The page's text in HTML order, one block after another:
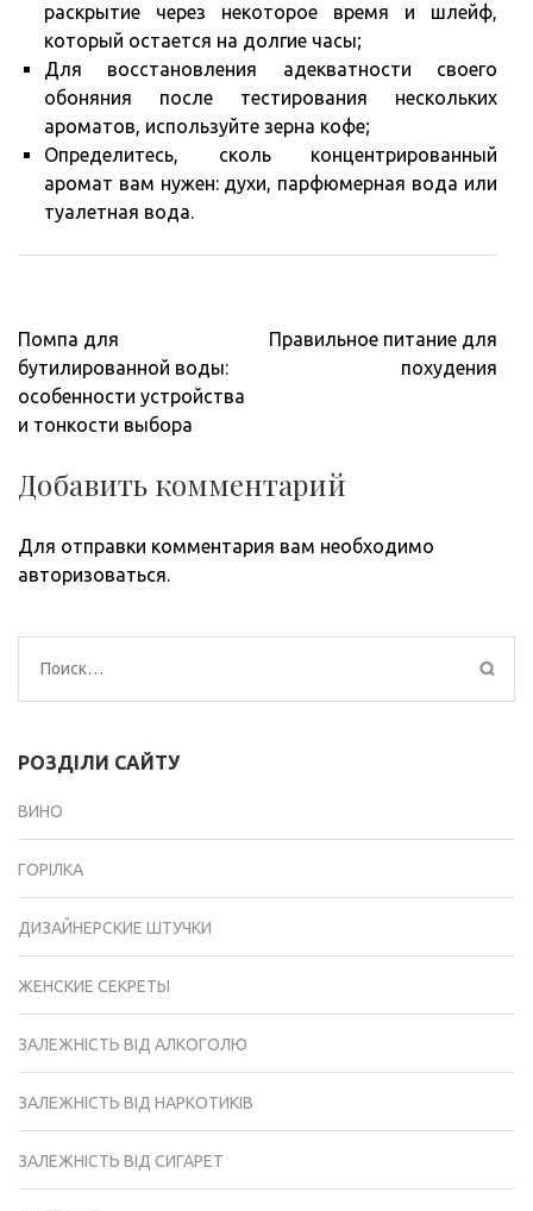
раскрытие через некоторое время и шлейф,
который остается на долгие часы;
Для восстановления адекватности своего
обоняния после тестирования нескольких
ароматов, используйте зерна кофе;
Определитесь, сколь концентрированный
аромат вам нужен: духи, парфюмерная вода или
туалетная вода.
Навигация
по
записям
Помпа для
бутилированной воды:
особенности устройства
и тонкости выбора
Правильное питание для
похудения
Добавить комментарий
Для отправки комментария вам необходимо
авторизоваться.
Найти:
РОЗДІЛИ САЙТУ
ВИНО
ГОРІЛКА
ДИЗАЙНЕРСКИЕ ШТУЧКИ
ЖЕНСКИЕ СЕКРЕТЫ
ЗАЛЕЖНІСТЬ ВІД АЛКОГОЛЮ
ЗАЛЕЖНІСТЬ ВІД НАРКОТИКІВ
ЗАЛЕЖНІСТЬ ВІД СИГАРЕТ